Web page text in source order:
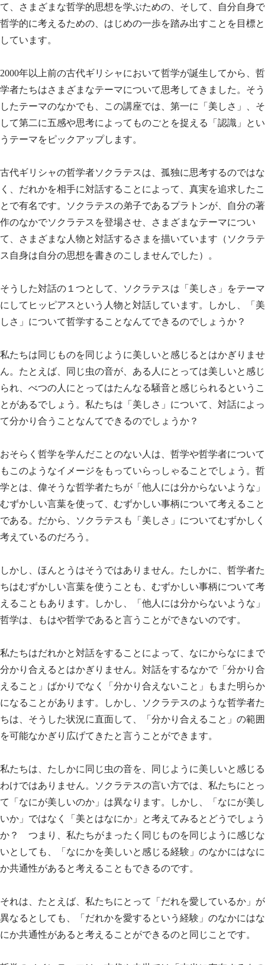
て、さまざまな哲学的思想を学ぶための、そして、自分自身で
哲学的に考えるための、はじめの一歩を踏み出すことを目標と
しています。
2000年以上前の古代ギリシャにおいて哲学が誕生してから、哲
学者たちはさまざまなテーマについて思考してきました。そう
したテーマのなかでも、この講座では、第一に「美しさ」、そ
して第二に五感や思考によってものごとを捉える「認識」とい
うテーマをピックアップします。
古代ギリシャの哲学者ソクラテスは、孤独に思考するのではな
く、だれかを相手に対話することによって、真実を追求したこ
とで有名です。ソクラテスの弟子であるプラトンが、自分の著
作のなかでソクラテスを登場させ、さまざまなテーマについ
て、さまざまな人物と対話するさまを描いています（ソクラテ
ス自身は自分の思想を書きのこしませんでした）。
そうした対話の１つとして、ソクラテスは「美しさ」をテーマ
にしてヒッピアスという人物と対話しています。しかし、「美
しさ」について哲学することなんてできるのでしょうか？
私たちは同じものを同じように美しいと感じるとはかぎりませ
ん。たとえば、同じ虫の音が、ある人にとっては美しいと感じ
られ、べつの人にとってはたんなる騒音と感じられるというこ
とがあるでしょう。私たちは「美しさ」について、対話によっ
て分かり合うことなんてできるのでしょうか？
おそらく哲学を学んだことのない人は、哲学や哲学者について
もこのようなイメージをもっていらっしゃることでしょう。哲
学とは、偉そうな哲学者たちが「他人には分からないような」
むずかしい言葉を使って、むずかしい事柄について考えること
である。だから、ソクラテスも「美しさ」についてむずかしく
考えているのだろう。
しかし、ほんとうはそうではありません。たしかに、哲学者た
ちはむずかしい言葉を使うことも、むずかしい事柄について考
えることもあります。しかし、「他人には分からないような」
哲学は、もはや哲学であると言うことができないのです。
私たちはだれかと対話をすることによって、なにからなにまで
分かり合えるとはかぎりません。対話をするなかで「分かり合
えること」ばかりでなく「分かり合えないこと」もまた明らか
になることがあります。しかし、ソクラテスのような哲学者た
ちは、そうした状況に直面して、「分かり合えること」の範囲
を可能なかぎり広げてきたと言うことができます。
私たちは、たしかに同じ虫の音を、同じように美しいと感じる
わけではありません。ソクラテスの言い方では、私たちにとっ
て「なにが美しいのか」は異なります。しかし、「なにが美し
いか」ではなく「美とはなにか」と考えてみるとどうでしょう
か？ つまり、私たちがまったく同じものを同じように感じな
いとしても、「なにかを美しいと感じる経験」のなかにはなに
か共通性があると考えることもできるのです。
それは、たとえば、私たちにとって「だれを愛しているか」が
異なるとしても、「だれかを愛するという経験」のなかにはな
にか共通性があると考えることができるのと同じことです。